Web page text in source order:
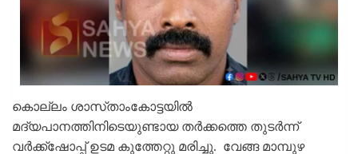
കൊല്ലം ശാസ്‌താംകോട്ടയിൽ
മദ്യപാനത്തിനിടെയുണ്ടായ തർക്കത്തെ തുടർന്ന്
വർക്ക്ഷോപ്പ് ഉടമ കുത്തേറ്റു മരിച്ചു. വേങ്ങ മാമ്പുഴ